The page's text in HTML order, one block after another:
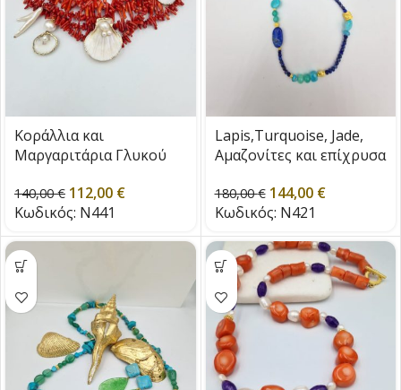
Κοράλλια και
Μαργαριτάρια Γλυκού
140,00€ 112,00 €
Κωδικός: N441
Lapis,Turquoise, Jade,
Αμαζονίτες και επίχρυσα
180,00€ 144,00 €
Κωδικός: N421